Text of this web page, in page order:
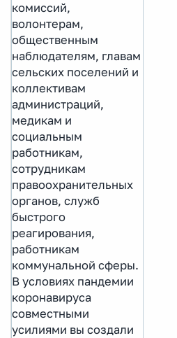
комиссий,
волонтерам,
общественным
наблюдателям, главам
сельских поселений и
коллективам
администраций,
медикам и
социальным
работникам,
сотрудникам
правоохранительных
органов, служб
быстрого
реагирования,
работникам
коммунальной сферы.
В условиях пандемии
коронавируса
совместными
усилиями вы создали